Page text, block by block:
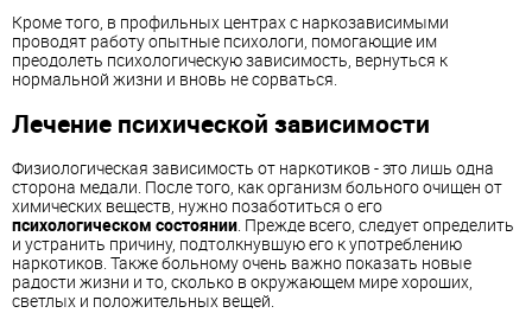
Кроме того, в профильных центрах с наркозависимыми
проводят работу опытные психологи, помогающие им
преодолеть психологическую зависимость, вернуться к
нормальной жизни и вновь не сорваться.
Лечение психической зависимости
Физиологическая зависимость от наркотиков - это лишь одна
сторона медали. После того, как организм больного очищен от
химических веществ, нужно позаботиться о его
психологическом состоянии. Прежде всего, следует определить
и устранить причину, подтолкнувшую его к употреблению
наркотиков. Также больному очень важно показать новые
радости жизни и то, сколько в окружающем мире хороших,
светлых и положительных вещей.